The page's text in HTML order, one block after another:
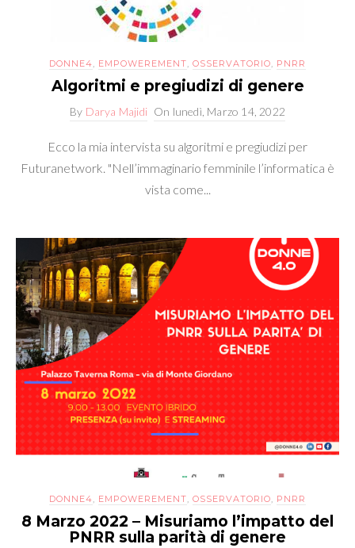
DONNE4, EMPOWEREMENT, OSSERVATORIO, PNRR
Algoritmi e pregiudizi di genere
By Darya Majidi On lunedì, Marzo 14, 2022
Ecco la mia intervista su algoritmi e pregiudizi per
Futuranetwork. "Nell’immaginario femminile l’informatica è
vista come...
DONNE4, EMPOWEREMENT, OSSERVATORIO, PNRR
8 Marzo 2022 – Misuriamo l’impatto del
PNRR sulla parità di genere